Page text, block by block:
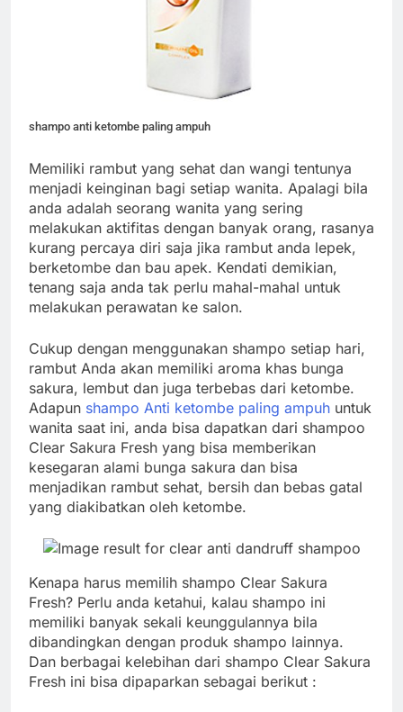
shampo anti ketombe paling ampuh
Memiliki rambut yang sehat dan wangi tentunya
menjadi keinginan bagi setiap wanita. Apalagi bila
anda adalah seorang wanita yang sering
melakukan aktifitas dengan banyak orang, rasanya
kurang percaya diri saja jika rambut anda lepek,
berketombe dan bau apek. Kendati demikian,
tenang saja anda tak perlu mahal-mahal untuk
melakukan perawatan ke salon.
Cukup dengan menggunakan shampo setiap hari,
rambut Anda akan memiliki aroma khas bunga
sakura, lembut dan juga terbebas dari ketombe.
Adapun shampo Anti ketombe paling ampuh untuk
wanita saat ini, anda bisa dapatkan dari shampoo
Clear Sakura Fresh yang bisa memberikan
kesegaran alami bunga sakura dan bisa
menjadikan rambut sehat, bersih dan bebas gatal
yang diakibatkan oleh ketombe.
Kenapa harus memilih shampo Clear Sakura
Fresh? Perlu anda ketahui, kalau shampo ini
memiliki banyak sekali keunggulannya bila
dibandingkan dengan produk shampo lainnya.
Dan berbagai kelebihan dari shampo Clear Sakura
Fresh ini bisa dipaparkan sebagai berikut :